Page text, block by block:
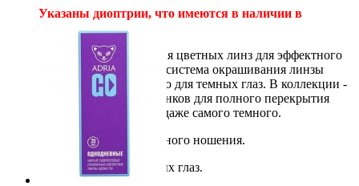
Указаны диоптрии, что имеются в наличии в
магазине.
Adria Effect - коллекция цветных линз для эффектного
преображения. Особая система окрашивания линзы
разработана специально для темных глаз. В коллекции -
шесть нежнейших оттенков для полного перекрытия
твоего родного цвета, даже самого темного.
Идеальны для ежедневного ношения.
Разработаны для темных глаз.